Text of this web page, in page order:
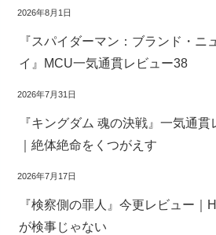
2026年8月1日
『スパイダーマン：ブランド・ニ
イ』MCU一気通貫レビュー38
2026年7月31日
『キングダム 魂の決戦』一気通
｜絶体絶命をくつがえす
2026年7月17日
『検察側の罪人』今更レビュー｜
が検事じゃない